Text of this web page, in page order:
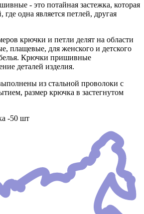
- это потайная застежка, которая
где одна является петлей, другая
крючки и петли делят на области
плащевые, для женского и детского
Крючки пришивные
деталей изделия.
из стальной проволоки с
размер крючка в застегнутом
-50 шт